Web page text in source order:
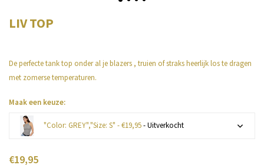
LIV TOP
De perfecte tank top onder al je blazers , truien of straks heerlijk los te dragen
met zomerse temperaturen.
Maak een keuze:
"Color: GREY","Size: S" - €19,95- Uitverkocht
€19,95